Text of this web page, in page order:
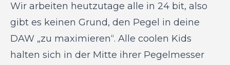
Wir arbeiten heutzutage alle in 24 bit, also
gibt es keinen Grund, den Pegel in deine
DAW „zu maximieren“. Alle coolen Kids
halten sich in der Mitte ihrer Pegelmesser